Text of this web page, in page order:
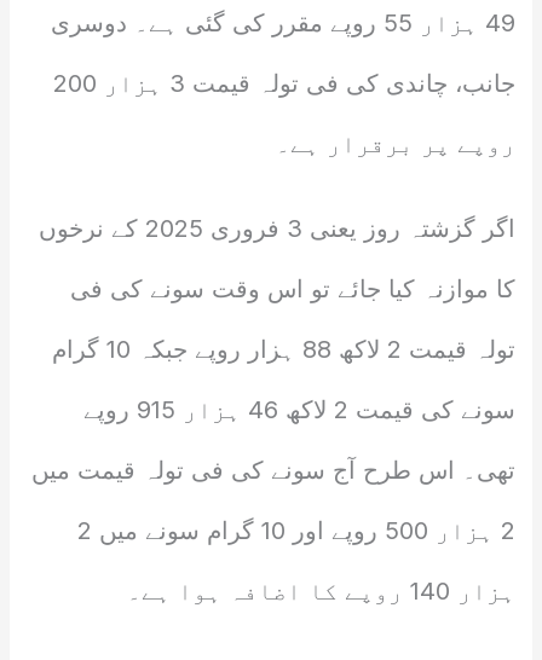
49 ہزار 55 روپے مقرر کی گئی ہے۔ دوسری
جانب، چاندی کی فی تولہ قیمت 3 ہزار 200
روپے پر برقرار ہے۔
اگر گزشتہ روز یعنی 3 فروری 2025 کے نرخوں
کا موازنہ کیا جائے تو اس وقت سونے کی فی
تولہ قیمت 2 لاکھ 88 ہزار روپے جبکہ 10 گرام
سونے کی قیمت 2 لاکھ 46 ہزار 915 روپے
تھی۔ اس طرح آج سونے کی فی تولہ قیمت میں
2 ہزار 500 روپے اور 10 گرام سونے میں 2
ہزار 140 روپے کا اضافہ ہوا ہے۔